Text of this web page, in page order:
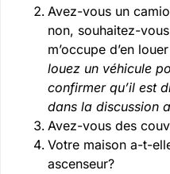
Avez-vous un
non, souhaitez-
m’occupe d’en
louez un véhicule
confirmer qu’il est
dans la discussion
Avez-vous des
Votre maison a-t-
ascenseur?